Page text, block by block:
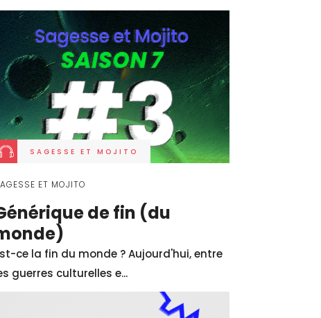
enregistrées
de la
pour guider
aspirations.
SAGESSE ET MOJITO
ET MOJITO
de fin (du
ce la fin du monde ? Aujourd'hui, entre
guerres culturelles e...